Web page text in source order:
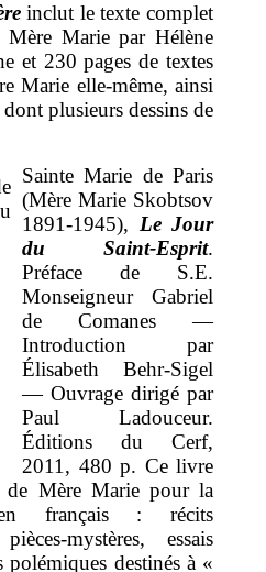
inclut le texte complet
Marie par Hélène
et 230 pages de textes
Marie elle-même, ainsi
plusieurs dessins de
Sainte Marie de Paris
(Mère Marie Skobtsov
1891-1945), Le Jour
du Saint-Esprit.
Préface de S.E.
Monseigneur Gabriel
de Comanes —
Introduction par
Élisabeth Behr-Sigel
— Ouvrage dirigé par
Paul Ladouceur.
Éditions du Cerf,
2011, 480 p. Ce livre
de Mère Marie pour la
français : récits
mystères, essais
polémiques destinés à «